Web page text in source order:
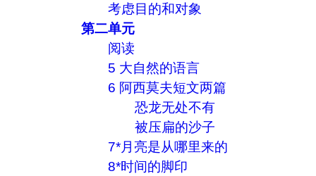
考虑目的和对象
第二单元
阅读
5 大自然的语言
6 阿西莫夫短文两篇
恐龙无处不有
被压扁的沙子
7*月亮是从哪里来的
8*时间的脚印